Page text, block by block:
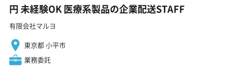
円 未経験OK 医療系製品の企業配送STAFF
有限会社マルヨ
東京都 小平市
業務委託